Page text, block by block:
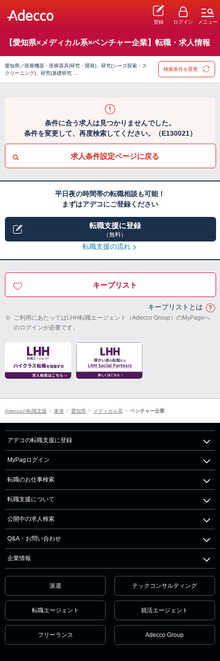
登録 ログイン メニュー
【愛知県×メディカル系×ベンチャー企業】転職・求人情報
愛知県／医療機器・医療器具(研究・開発)、研究(シーズ探索・ス
クリーニング)、研究(基礎研究 …
検索条件を変更
条件に合う求人は見つかりませんでした。
条件を変更して、再度検索してください。（E130021）
求人条件設定ページに戻る
平日夜の時間帯の転職相談も可能！
まずはアデコにご登録ください
転職支援に登録
（無料）
転職支援の流れ
キープリスト
キープリストとは
※ ご利用にあたってはLHH転職エージェント（Adecco Group）のMyPageへ
のログインが必要です。
Adeccoの転職支援 東海 愛知県 メディカル系 ベンチャー企業
アデコの転職支援に登録
MyPagログイン
転職のお仕事検索
転職支援について
公開中の求人検索
Q&A・お問い合わせ
企業情報
派遣 テックコンサルティング
転職エージェント 就活エージェント
フリーランス Adecco Group